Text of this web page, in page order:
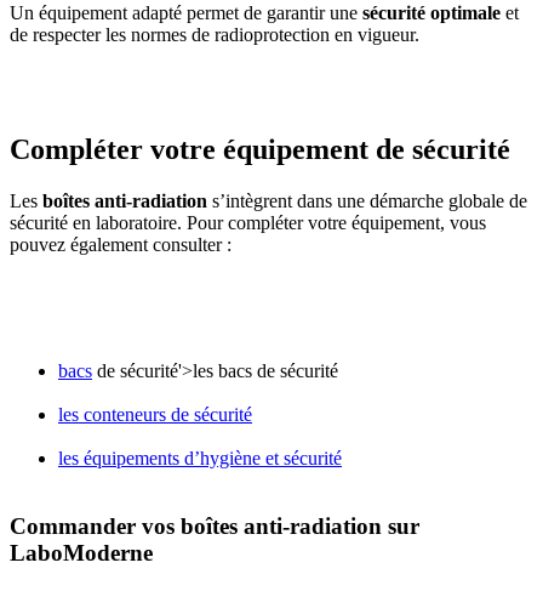
Un équipement adapté permet de garantir une sécurité optimale et
de respecter les normes de radioprotection en vigueur.
Compléter votre équipement de sécurité
Les boîtes anti-radiation s’intègrent dans une démarche globale de
sécurité en laboratoire. Pour compléter votre équipement, vous
pouvez également consulter :
bacs de sécurité'>les bacs de sécurité
les conteneurs de sécurité
les équipements d’hygiène et sécurité
Commander vos boîtes anti-radiation sur
LaboModerne